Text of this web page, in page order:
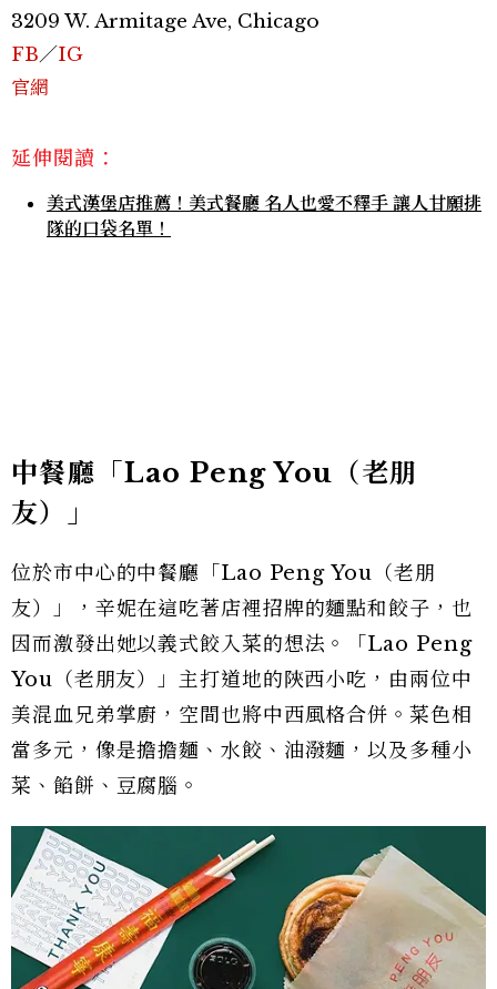
3209 W. Armitage Ave, Chicago
FB／IG
官網
延伸閱讀：
美式漢堡店推薦！美式餐廳 名人也愛不釋手 讓人甘願排
隊的口袋名單！
中餐廳「Lao Peng You（老朋
友）」
位於市中心的中餐廳「Lao Peng You（老朋
友）」，辛妮在這吃著店裡招牌的麵點和餃子，也
因而激發出她以義式餃入菜的想法。「Lao Peng
You（老朋友）」主打道地的陝西小吃，由兩位中
美混血兄弟掌廚，空間也將中西風格合併。菜色相
當多元，像是擔擔麵、水餃、油潑麵，以及多種小
菜、餡餅、豆腐腦。